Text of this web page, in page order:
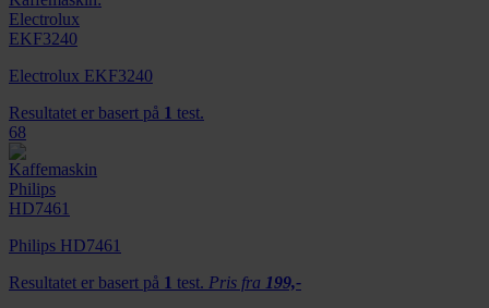
Electrolux EKF3240
Resultatet er basert på 1 test.
68
Philips HD7461
Resultatet er basert på 1 test. Pris fra 199,-